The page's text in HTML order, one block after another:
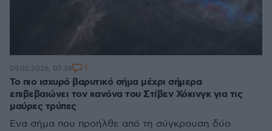
Το πιο ισχυρό βαρυτικό σήμα μέχρι σήμερα
επιβεβαιώνει τον κανόνα του Στίβεν Χόκινγκ για τις
μαύρες τρύπες
Ένα σήμα που προήλθε από τη σύγκρουση δύο
09.02.2026, 07:38 1